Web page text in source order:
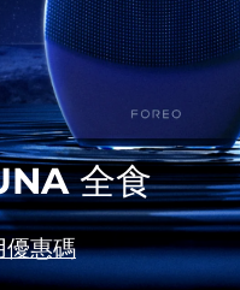
全食
優惠碼
LUNA™ 4 Plus
Massage, LED heating
LUNA™ 4 Men
For men, anti-aging
BEAR™ 2 go
Microcurrent toning
BEAR™ 2 eyes &
Microcurrent line
UFO™ 3 套裝
Deep facial hydration
UFO™ 3 LED
Near-infrared and red
device
口腔護
issa™ 4
Hybrid silicone sonic
issa™ 4 plus
Smart hybrid silicone
老護理
LED 護
NEW
赫塞哥維納